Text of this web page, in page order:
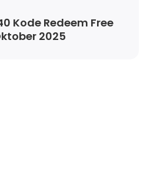
Kode Redeem Free
2025